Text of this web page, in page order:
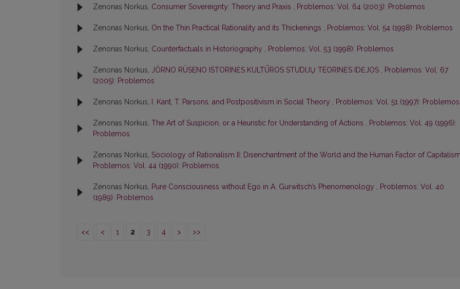
Zenonas Norkus, Consumer Sovereignty: Theory and Praxis , Problemos: Vol. 64 (2003): Problemos
Zenonas Norkus, On the Thin Practical Rationality and its Thickenings , Problemos: Vol. 54 (1998): Problemos
Zenonas Norkus, Counterfactuals in Historiography , Problemos: Vol. 53 (1998): Problemos
Zenonas Norkus, JÖRNO RÜSENO ISTORINĖS KULTŪROS STUDIJŲ TEORINĖS IDĖJOS , Problemos: Vol. 67
(2005): Problemos
Zenonas Norkus, I. Kant, T. Parsons, and Postpositivism in Social Theory , Problemos: Vol. 51 (1997): Problemos
Zenonas Norkus, The Art of Suspicion, or a Heuristic for Understanding of Actions , Problemos: Vol. 49 (1996):
Problemos
Zenonas Norkus, Sociology of Rationalism II: Disenchantment of the World and the Human Factor of
Problemos: Vol. 44 (1990): Problemos
Zenonas Norkus, Pure Consciousness without Ego in A. Gurwitsch’s Phenomenology , Problemos: Vol. 40
(1989): Problemos
<< < 1 2 3 4 > >>